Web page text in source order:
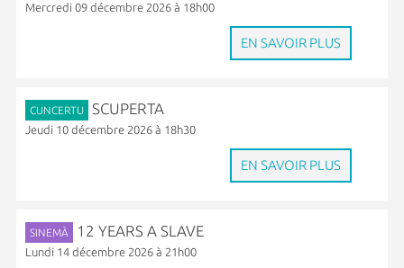
Mercredi 09 décembre 2026 à 18h00
EN SAVOIR PLUS
CUNCERTU SCUPERTA
Jeudi 10 décembre 2026 à 18h30
EN SAVOIR PLUS
SINEMÀ 12 YEARS A SLAVE
Lundi 14 décembre 2026 à 21h00